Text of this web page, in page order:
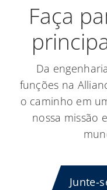
Faça
Da
funções na
o caminho em
nossa missão
Junte-